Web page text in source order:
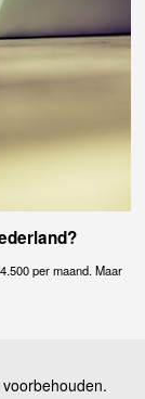
per maand. Maar